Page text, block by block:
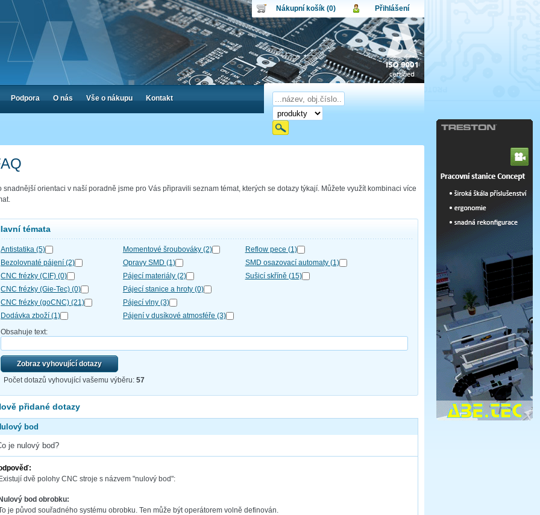
snadnější orientaci v naší poradně jsme pro Vás připravili seznam témat, kterých se dotazy týkají. Můžete využít kombinaci více
témata
Antistatika (5)
Bezolovnaté pájení (2)
CNC frézky (CIF) (0)
CNC frézky (Gie-Tec) (0)
CNC frézky (goCNC) (21)
Dodávka zboží (1)
Momentové šroubováky (2)
Opravy SMD (1)
Pájecí materiály (2)
Pájecí stanice a hroty (0)
Pájecí vlny (3)
Pájení v dusíkové atmosféře (3)
Reflow pece (1)
SMD osazovací automaty (1)
Sušicí skříně (15)
Obsahuje text:
Zobraz vyhovující dotazy
Počet dotazů vyhovující vašemu výběru: 57
přidané dotazy
bod
je nulový bod?
dvě polohy CNC stroje s názvem "nulový bod":
bod obrobku:
je původ souřadného systému obrobku. Ten může být operátorem volně definován.
Nákupní košík (0)
Nákupní košík je momentálně prázdný.
Obsah košíku
Počet produktů:
Cena celkem:0,00 CZK
Přihlášení
Uživatel:
Heslo:
Přihlásit
Zapomenuté heslo Nová registrace
Podpora O nás Vše o nákupu Kontakt